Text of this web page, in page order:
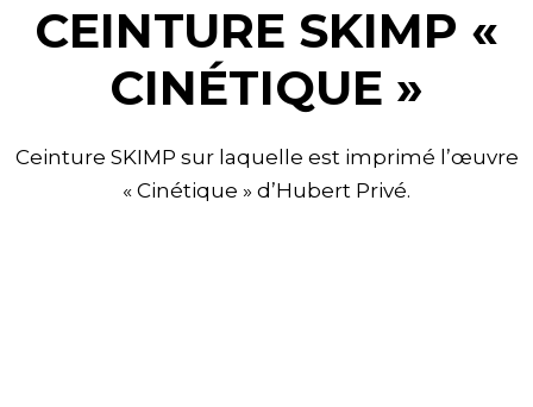
CEINTURE SKIMP «
CINÉTIQUE »
Ceinture SKIMP sur laquelle est imprimé l’œuvre
« Cinétique » d’Hubert Privé.